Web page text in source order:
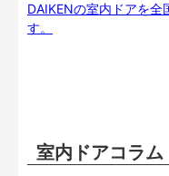
DAIKENの室内ドアを全
す。
室内ドアコラム